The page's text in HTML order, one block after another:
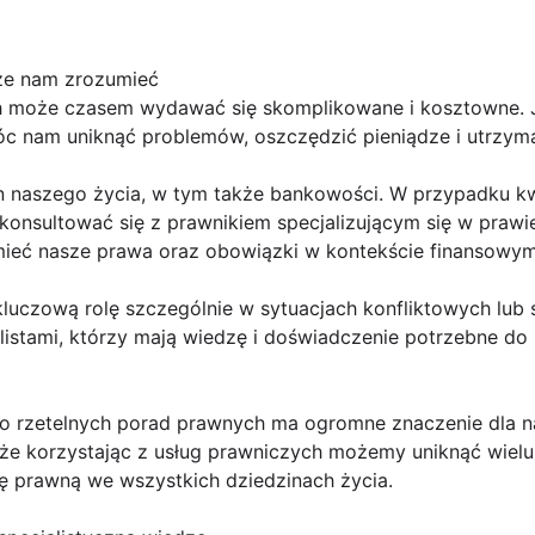
nam zrozumieć
może czasem wydawać się skomplikowane i
nam uniknąć problemów, oszczędzić pieniądze i
życia, w tym także bankowości. W przypadku
się z prawnikiem specjalizującym się w
nasze prawa oraz obowiązki w kontekście
rolę szczególnie w sytuacjach konfliktowych lub
którzy mają wiedzę i doświadczenie potrzebne do
rzetelnych porad prawnych ma ogromne znaczenie dla
korzystając z usług prawniczych możemy uniknąć
prawną we wszystkich dziedzinach życia.